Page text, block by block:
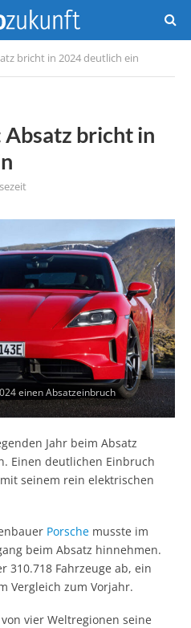
bricht in 2024 deutlich ein
Absatz bricht in
einen Absatzeinbruch
Jahr beim Absatz
Einen deutlichen Einbruch
seinem rein elektrischen
Porsche musste im
beim Absatz hinnehmen.
310.718 Fahrzeuge ab, ein
Vergleich zum Vorjahr.
vier Weltregionen seine